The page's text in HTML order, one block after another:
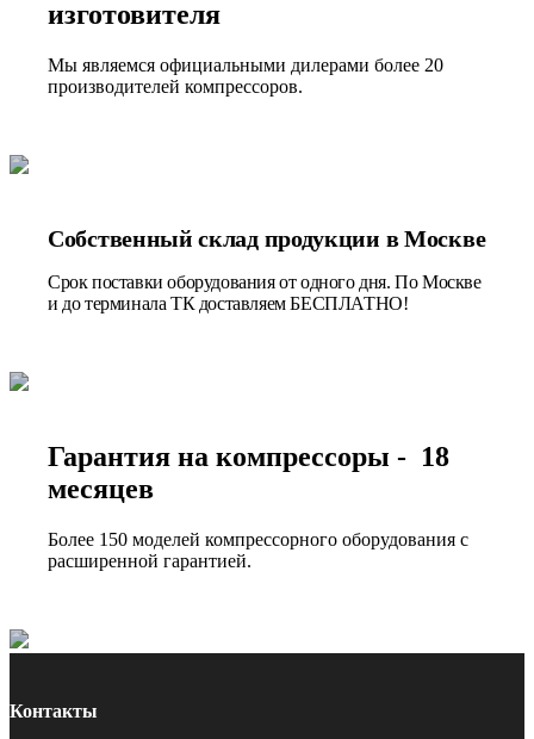
изготовителя
Мы являемся официальными дилерами более 20
производителей компрессоров.
Собственный склад продукции в Москве
Срок поставки оборудования от одного дня. По Москве
и до терминала ТК доставляем БЕСПЛАТНО!
Гарантия на компрессоры - 18
месяцев
Более 150 моделей компрессорного оборудования с
расширенной гарантией.
Контакты